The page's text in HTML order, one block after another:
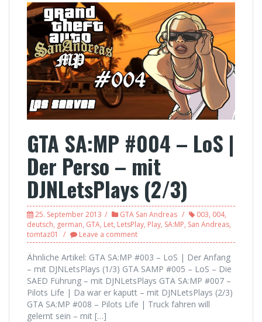
GTA SA:MP #004 – LoS |
Der Perso – mit
DJNLetsPlays (2/3)
25. September 2013 GTA San Andreas 003, 004,
deutsch, german, GTA, Let, LetsPlay, Play, SA:MP, San Andreas,
tomtaz01
Leave a comment
Ähnliche Artikel: GTA SA:MP #003 – LoS | Der Anfang
– mit DJNLetsPlays (1/3) GTA SAMP #005 – LoS – Die
SAED Führung – mit DJNLetsPlays GTA SA:MP #007 –
Pilots Life | Da war er kaputt – mit DJNLetsPlays (2/3)
GTA SA:MP #008 – Pilots Life | Truck fahren will
gelernt sein – mit […]